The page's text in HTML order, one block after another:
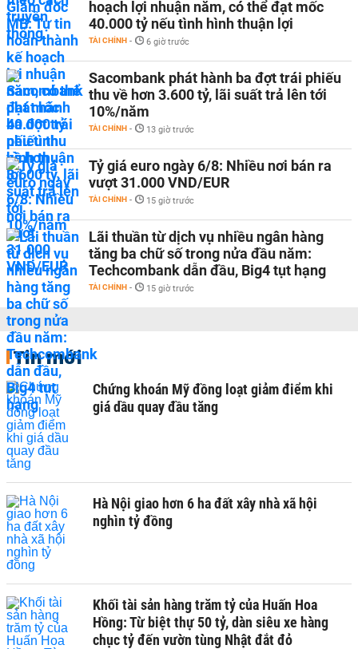
hoạch lợi nhuận năm, có thể đạt mốc
40.000 tỷ nếu tình hình thuận lợi
TÀI CHÍNH - 6 giờ trước
Sacombank phát hành ba đợt trái phiếu
thu về hơn 3.600 tỷ, lãi suất trả lên tới
10%/năm
TÀI CHÍNH - 13 giờ trước
Tỷ giá euro ngày 6/8: Nhiều nơi bán ra
vượt 31.000 VND/EUR
TÀI CHÍNH - 15 giờ trước
Lãi thuần từ dịch vụ nhiều ngân hàng
tăng ba chữ số trong nửa đầu năm:
Techcombank dẫn đầu, Big4 tụt hạng
TÀI CHÍNH - 15 giờ trước
Tin mới
Chứng khoán Mỹ đồng loạt giảm điểm khi
giá dầu quay đầu tăng
Hà Nội giao hơn 6 ha đất xây nhà xã hội
nghìn tỷ đồng
Khối tài sản hàng trăm tỷ của Huấn Hoa
Hồng: Từ biệt thự 50 tỷ, dàn siêu xe hàng
chục tỷ đến vườn tùng Nhật đắt đỏ